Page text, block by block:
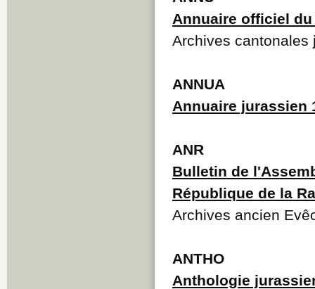
Annuaire officiel
Archives cantonales
ANNUA
Annuaire jurassien
ANR
Bulletin de
République de la
Archives ancien
ANTHO
Anthologie